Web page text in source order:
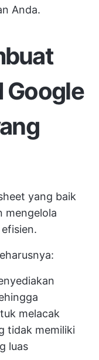
Anda.
Google
yang baik
mengelola
melacak
tidak memiliki
luas